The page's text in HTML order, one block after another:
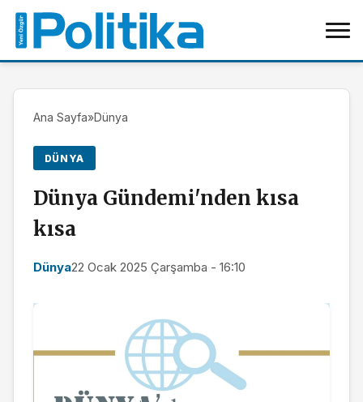
Ana Sayfa»Dünya
DÜNYA
Dünya Gündemi'nden kısa
kısa
Dünya22 Ocak 2025 Çarşamba - 16:10